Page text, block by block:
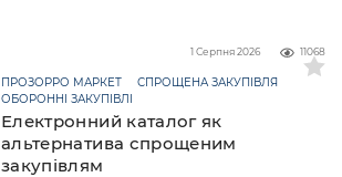
11068
1 Серпня 2026
Електронний каталог як
альтернатива спрощеним
закупівлям
ПРОЗОРРО МАРКЕТ
СПРОЩЕНА ЗАКУПІВЛЯ
ОБОРОННІ ЗАКУПІВЛІ